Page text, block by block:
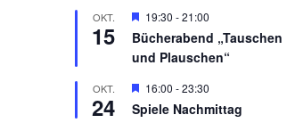
OKT.
15
Hervorgehoben
19:30 -21:00
Bücherabend „Tauschen
und Plauschen“
OKT.
24
Hervorgehoben
16:00 -23:30
Spiele Nachmittag